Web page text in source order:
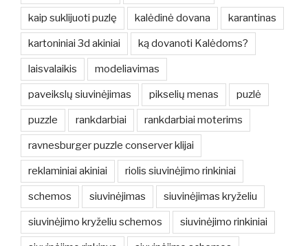
kaip suklijuoti puzlę kalėdinė dovana karantinas
kartoniniai 3d akiniai ką dovanoti Kalėdoms?
laisvalaikis modeliavimas
paveikslų siuvinėjimas pikselių menas puzlė
puzzle rankdarbiai rankdarbiai moterims
ravnesburger puzzle conserver klijai
reklaminiai akiniai riolis siuvinėjimo rinkiniai
schemos siuvinėjimas siuvinėjimas kryželiu
siuvinėjimo kryželiu schemos siuvinėjimo rinkiniai